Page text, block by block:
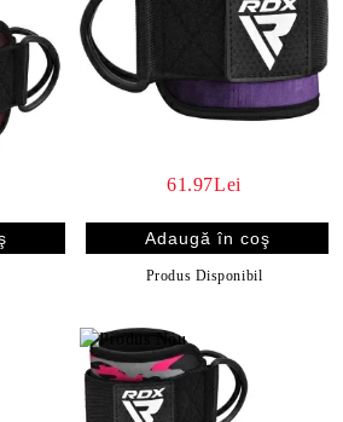
61.97Lei
Produs Disponibil